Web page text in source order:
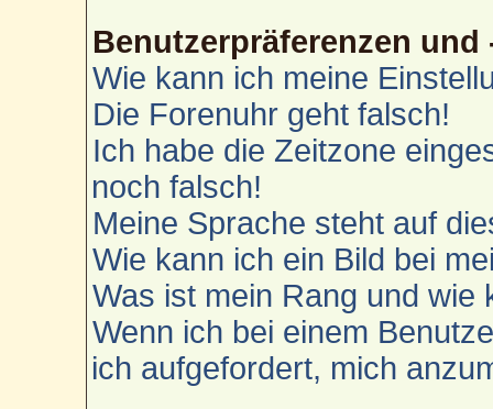
Benutzerpräferenzen
Wie kann ich meine
Die Forenuhr geht falsch!
Ich habe die Zeitzone
noch falsch!
Meine Sprache steht auf
Wie kann ich ein Bild bei
Was ist mein Rang und wie
Wenn ich bei einem
ich aufgefordert, mich